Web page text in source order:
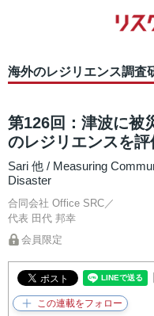
海外のレジリエンス調査
第126回：津波に被
のレジリエンスを評
Sari 他 / Measuring
Disaster
合同会社 Office SRC／
代表 田代 邦幸
会員限定